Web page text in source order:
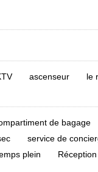
ascenseur
le
de bagage
service de
plein